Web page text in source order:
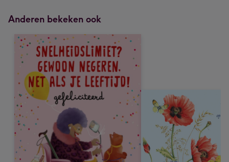
Anderen bekeken ook